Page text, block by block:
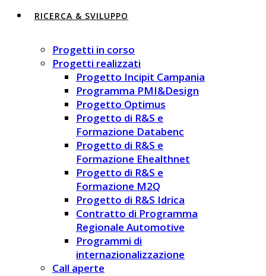
RICERCA & SVILUPPO
Progetti in corso
Progetti realizzati
Progetto Incipit Campania
Programma PMI&Design
Progetto Optimus
Progetto di R&S e
Formazione Databenc
Progetto di R&S e
Formazione Ehealthnet
Progetto di R&S e
Formazione M2Q
Progetto di R&S Idrica
Contratto di Programma
Regionale Automotive
Programmi di
internazionalizzazione
Call aperte